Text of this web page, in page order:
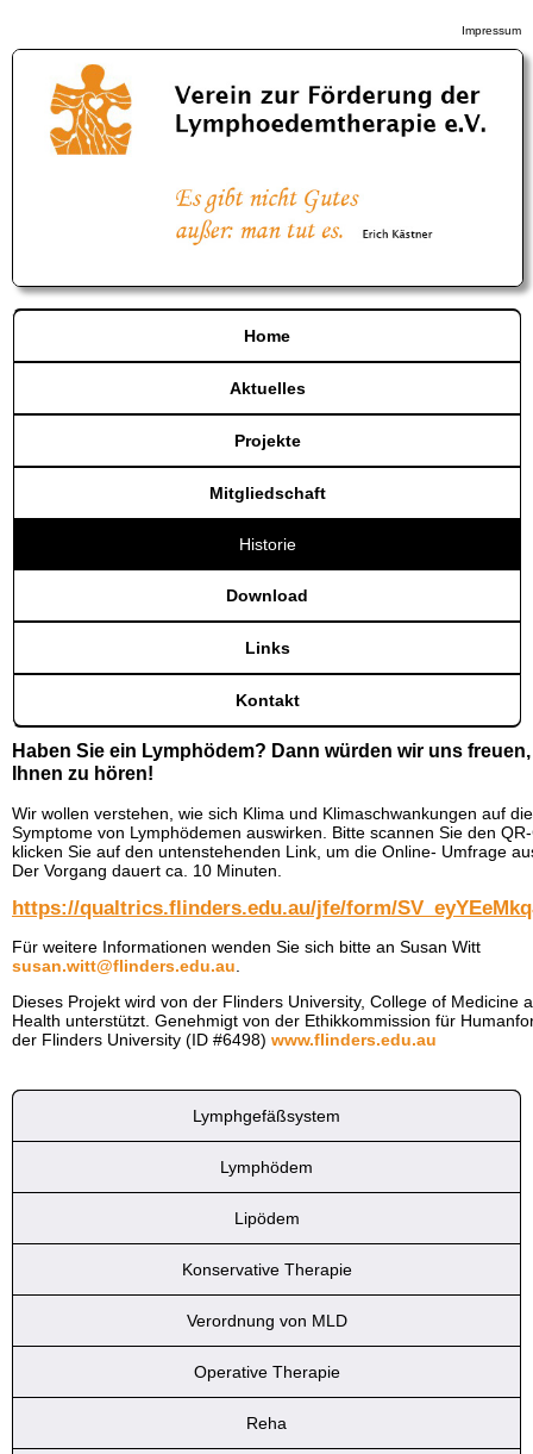
Impressum
Home
Aktuelles
Projekte
Mitgliedschaft
Historie
Download
Links
Kontakt
Haben Sie ein Lymphödem? Dann würden wir uns
Ihnen zu hören!
Wir wollen verstehen, wie sich Klima und Klimaschwankungen auf die
Symptome von Lymphödemen auswirken. Bitte scannen Sie den
klicken Sie auf den untenstehenden Link, um die Online- Umfrage
Der Vorgang dauert ca. 10 Minuten.
https://qualtrics.flinders.edu.au/jfe/form/
Für weitere Informationen wenden Sie sich bitte an Susan Witt
susan.witt@flinders.edu.au
Dieses Projekt wird von der Flinders University, College of Medicine
Health unterstützt. Genehmigt von der Ethikkommission für
der Flinders University (ID #6498) www.flinders.edu.au
Lymphgefäßsystem
Lymphödem
Lipödem
Konservative Therapie
Verordnung von MLD
Operative Therapie
Reha